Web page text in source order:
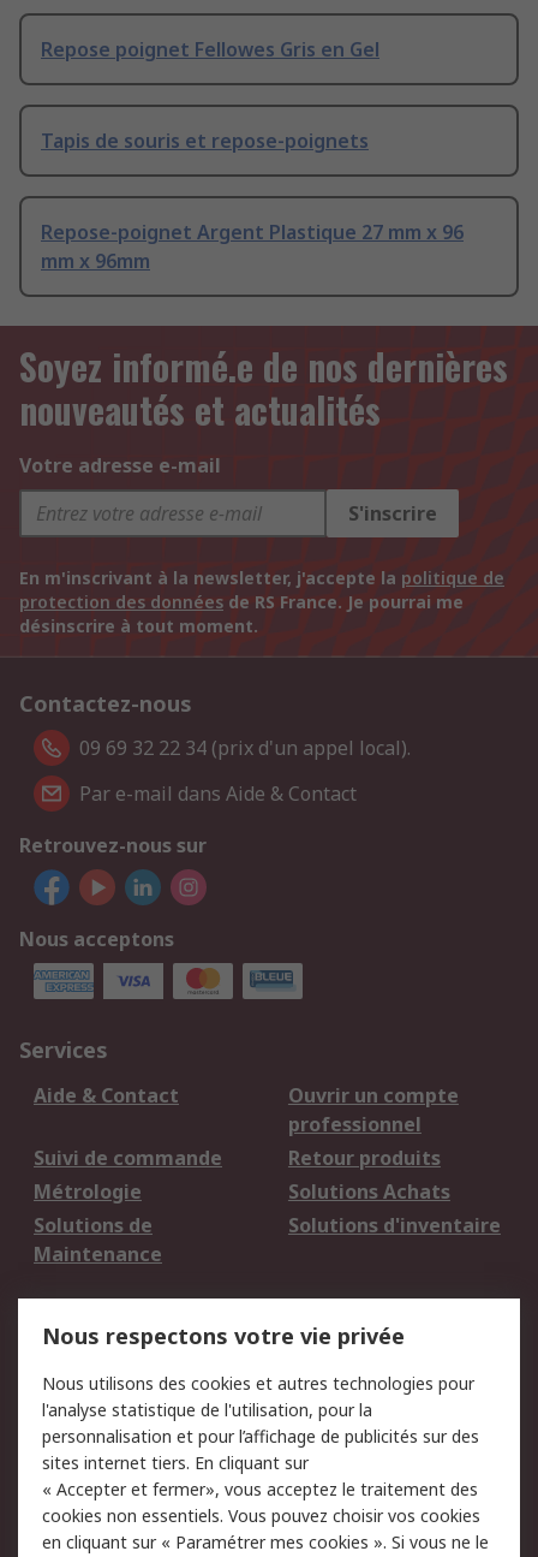
Repose poignet Fellowes Gris en Gel
Tapis de souris et repose-poignets
Repose-poignet Argent Plastique 27 mm x 96
mm x 96mm
Soyez informé.e de nos dernières
nouveautés et actualités
Votre adresse e-mail
S'inscrire
En m'inscrivant à la newsletter, j'accepte la politique de
protection des données de RS France. Je pourrai me
désinscrire à tout moment.
Contactez-nous
09 69 32 22 34 (prix d'un appel local).
Par e-mail dans Aide & Contact
Retrouvez-nous sur
Nous acceptons
Services
Aide & Contact
Ouvrir un compte
professionnel
Suivi de commande
Retour produits
Métrologie
Solutions Achats
Solutions de
Maintenance
Solutions d'inventaire
du site
Politique de protection
des données - Mise à
jour
Sécurité des E-mails
Conditions générales
de vente
Politique anti-
corruption
Nous respectons votre vie privée
Nous utilisons des cookies et autres technologies pour
l'analyse statistique de l'utilisation, pour la
personnalisation et pour l’affichage de publicités sur des
sites internet tiers. En cliquant sur
« Accepter et fermer», vous acceptez le traitement des
cookies non essentiels. Vous pouvez choisir vos cookies
en cliquant sur « Paramétrer mes cookies ». Si vous ne le